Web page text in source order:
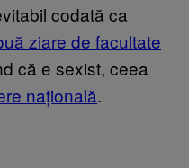
codată ca
ziare de facultate
că e sexist, ceea
națională.